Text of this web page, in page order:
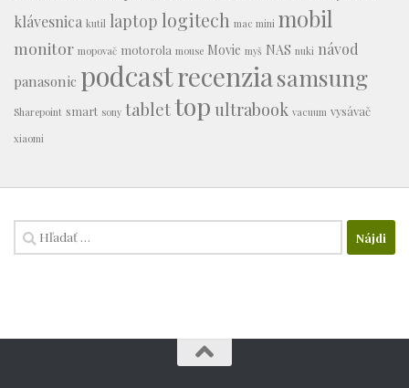
klávesnica kutil laptop logitech mac mini mobil
monitor mopovač motorola mouse Movie myš NAS nuki návod
panasonic podcastrecenziasamsung
Sharepoint smart sony tablettop ultrabook vacuum vysávač
xiaomi
Hľadať: